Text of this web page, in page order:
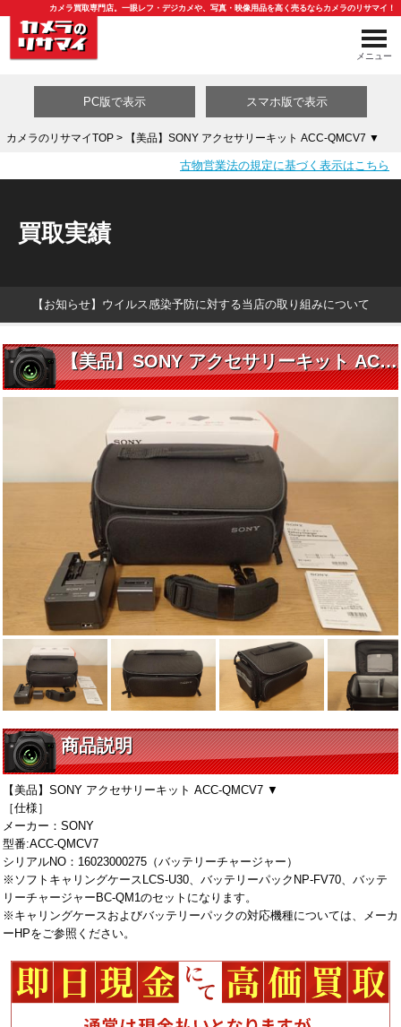
カメラ買取専門店。一眼レフ・デジカメや、写真・映像用品を高く売るならカメラのリサマイ！
メニュー
買取カテゴリ一覧
PC版で表示 スマホ版で表示
カメラのリサマイTOP> 【美品】SONY アクセサリーキット ACC-QMCV7 ▼
古物営業法の規定に基づく表示はこちら
買取実績
【お知らせ】ウイルス感染予防に対する当店の取り組みについて
【美品】SONY アクセサリーキット ACC-QMCV7 ▼
商品説明
【美品】SONY アクセサリーキット ACC-QMCV7 ▼
［仕様］
メーカー：SONY
型番:ACC-QMCV7
シリアルNO：16023000275（バッテリーチャージャー）
※ソフトキャリングケースLCS-U30、バッテリーパックNP-FV70、バッテ
リーチャージャーBC-QM1のセットになります。
※キャリングケースおよびバッテリーパックの対応機種については、メーカ
ーHPをご参照ください。